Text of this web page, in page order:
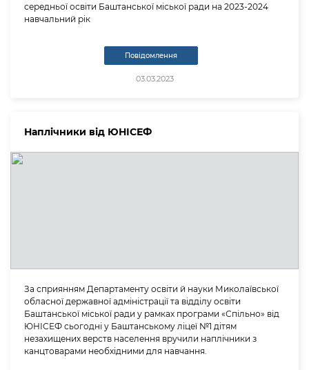
середньої освіти Баштанської міської ради на 2023-2024
навчальний рік
Повідомлення
03.03.2023
Наплічники від ЮНІСЕФ
За сприянням Департаменту освіти й науки Миколаївської
обласної державної адміністрації та відділу освіти
Баштанської міської ради у рамках програми «Спільно» від
ЮНІСЕФ сьогодні у Баштанському ліцеї №1 дітям
незахищених верств населення вручили наплічники з
канцтоварами необхідними для навчання.